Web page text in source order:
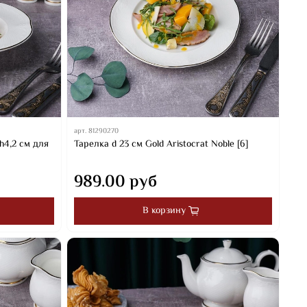
см для
арт.81290270
Тарелка d 23 см Gold Aristocrat Noble [6]
989.00 руб
В корзину